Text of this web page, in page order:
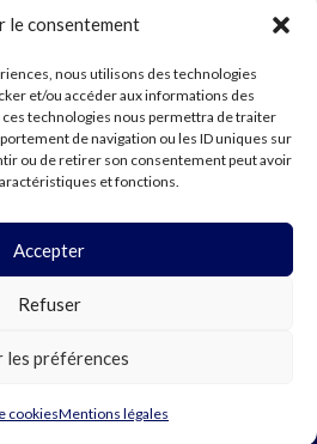
le consentement
nous utilisons des technologies
et/ou accéder aux informations des
ces technologies nous permettra de traiter
de navigation ou les ID uniques sur
ou de retirer son consentement peut avoir
et fonctions.
Accepter
Refuser
les préférences
cookiesMentions légales
COOKIES
PAR LEMON Création